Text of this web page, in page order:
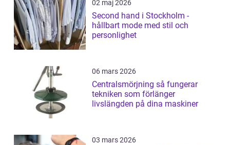
02 maj 2026
Second hand i Stockholm -
hållbart mode med stil och
personlighet
06 mars 2026
Centralsmörjning så fungerar
tekniken som förlänger
livslängden på dina maskiner
03 mars 2026